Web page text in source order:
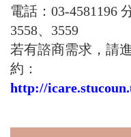
電話：03-4581196
3558、3559
若有諮商需求，請
約：
http://